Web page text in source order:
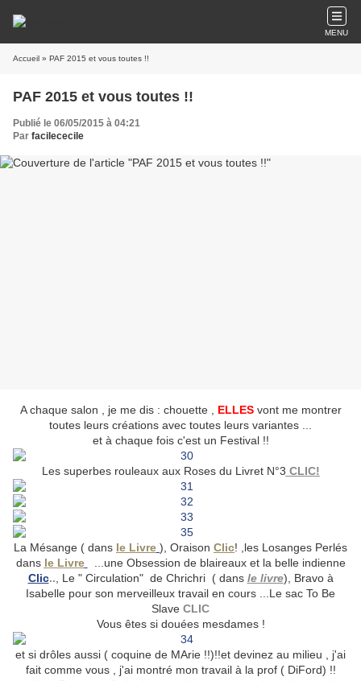
MENU
Accueil » PAF 2015 et vous toutes !!
PAF 2015 et vous toutes !!
Publié le 06/05/2015 à 04:21
Par facilececile
A chaque salon , je me dis : chouette , ELLES vont me montrer
toutes leurs créations avec toutes leurs variantes ...
et à chaque fois c'est un Festival !!
Les superbes rouleaux aux Roses du Livret N°3 CLIC!
La Mésange ( dans le Livre ), Oraison Clic! ,les Losanges Perlés
dans le Livre
...une Obsession de blaireaux et la belle indienne
Clic.. , Le " Circulation" de Chrichri ( dans le livre), Bravo à
Isabelle pour son merveilleux travail en cours ...Le sac To Be
Slave CLIC
Vous êtes si douées mesdames !
et si drôles aussi ( coquine de MArie !!)!!et devinez au milieu , j'ai
fait comme vous , j'ai montré mon travail à la prof ( DiFord) !!